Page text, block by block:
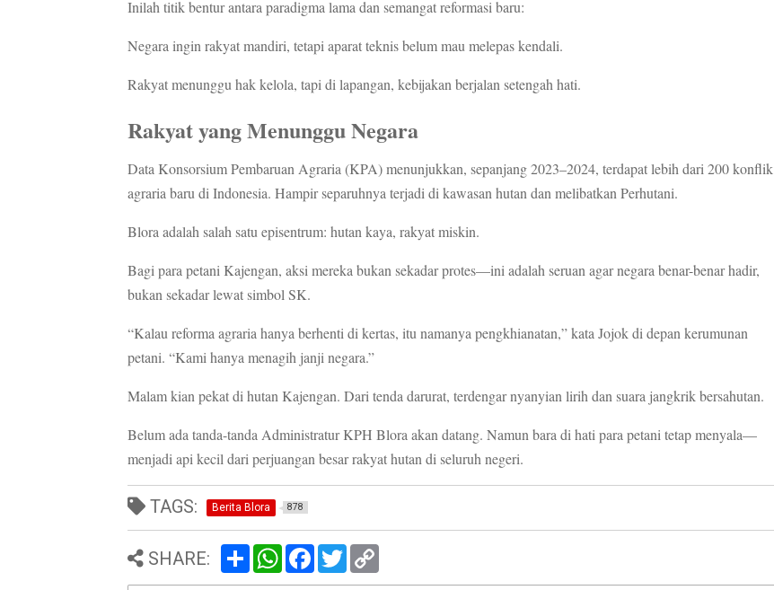
Inilah titik bentur antara paradigma lama dan semangat reformasi baru:
Negara ingin rakyat mandiri, tetapi aparat teknis belum mau melepas kendali.
Rakyat menunggu hak kelola, tapi di lapangan, kebijakan berjalan setengah hati.
Rakyat yang Menunggu Negara
Data Konsorsium Pembaruan Agraria (KPA) menunjukkan, sepanjang 2023–2024, terdapat lebih dari 200 konflik
agraria baru di Indonesia. Hampir separuhnya terjadi di kawasan hutan dan melibatkan Perhutani.
Blora adalah salah satu episentrum: hutan kaya, rakyat miskin.
Bagi para petani Kajengan, aksi mereka bukan sekadar protes—ini adalah seruan agar negara benar-benar hadir,
bukan sekadar lewat simbol SK.
“Kalau reforma agraria hanya berhenti di kertas, itu namanya pengkhianatan,” kata Jojok di depan kerumunan
petani. “Kami hanya menagih janji negara.”
Malam kian pekat di hutan Kajengan. Dari tenda darurat, terdengar nyanyian lirih dan suara jangkrik bersahutan.
Belum ada tanda-tanda Administratur KPH Blora akan datang. Namun bara di hati para petani tetap menyala—
menjadi api kecil dari perjuangan besar rakyat hutan di seluruh negeri.
TAGS: Berita Blora 878
SHARE:
W